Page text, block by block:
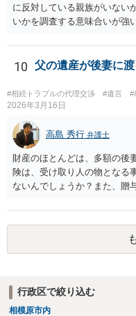
います。
に反対している親族がいない
いかを調査する意味合いが強
す。 ２） 場合によっては、
後見人から相談があることも
相続放棄されれば問題ありま
もしれませんが、 関わりを
見書にその旨を記載して提出
としても、関わりを拒否して
は低いと考えられます。 以上
10 父の遺産が後妻に
#相続トラブルの代理交渉 #遺言 #
2026年3月16日
高島 秀行 弁護士
財産のほとんどは、多額の後
険は、受け取り人の物となる
ないんでしょうか？また、贈
うか？ 保険は原則として受
の割合が高い場合、掛け金が
の額の場合などは特別受益と
す。 多額の現金の引き出し
て相談された方がよいと思い
行政区で絞り込む
相模原市内